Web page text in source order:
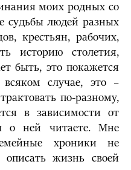
моих родных со
судьбы людей разных
крестьян, рабочих,
историю столетия,
быть, это покажется
случае, это –
по-разному,
в зависимости от
о ней читаете. Мне
хроники не
жизнь своей